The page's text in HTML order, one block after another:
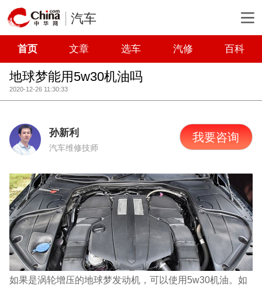
汽车
首页 文章 选车 汽修 百科
地球梦能用5w30机油吗
2020-12-26 11:30:33
孙新利
汽车维修技师
我要咨询
如果是涡轮增压的地球梦发动机，可以使用5w30机油。如